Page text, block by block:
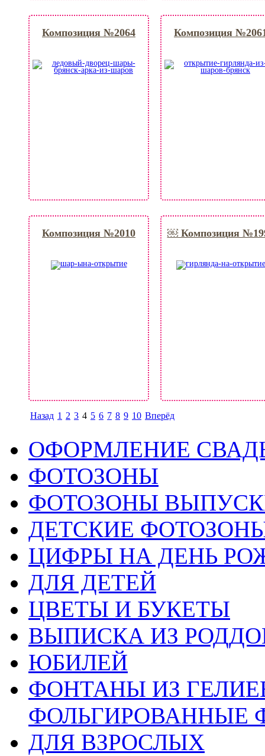
Композиция №2064 Композиция
Композиция №2010 ￼ Композиция
Назад 1 2 3 4 5 6 7 8 9 10 Вперёд
ОФОРМЛЕНИЕ
ФОТОЗОНЫ
ФОТОЗОНЫ
ДЕТСКИЕ
ЦИФРЫ НА ДЕНЬ
ДЛЯ ДЕТЕЙ
ЦВЕТЫ И БУКЕТЫ
ВЫПИСКА ИЗ
ЮБИЛЕЙ
ФОНТАНЫ ИЗ
ФОЛЬГИРОВАННЫЕ
ДЛЯ ВЗРОСЛЫХ